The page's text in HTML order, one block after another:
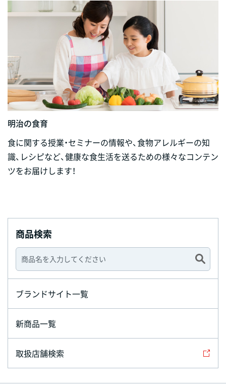
明治の食育
食に関する授業・セミナーの情報や、食物アレルギーの知
識、レシピなど、健康な食生活を送るための様々なコンテン
ツをお届けします！
商品検索
ブランドサイト一覧
新商品一覧
取扱店舗検索